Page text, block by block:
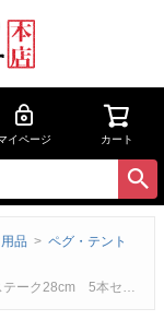
イページ カート
品
ペグ・テント
の固定に便利！ デザインコンペでIDS賞受賞 エリステのレビュー